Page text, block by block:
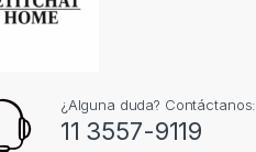
¿Alguna duda? Contáctanos:
11 3557-9119